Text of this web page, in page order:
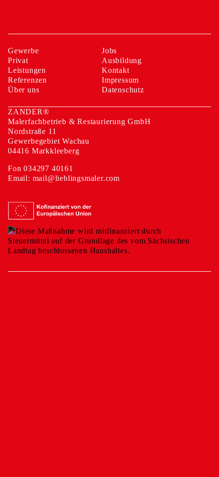
Gewerbe
Privat
Leistungen
Referenzen
Über uns
Jobs
Ausbildung
Kontakt
Impressum
Datenschutz
ZANDER®
Malerfachbetrieb & Restaurierung GmbH
Nordstraße 11
Gewerbegebiet Wachau
04416 Markkleeberg
Fon034297 40161
Email: mail@lieblingsmaler.com